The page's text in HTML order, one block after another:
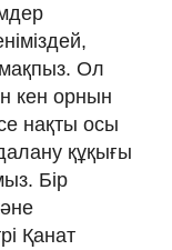
Ол
кен орнын
нақты осы
құқығы
Бір
Қанат